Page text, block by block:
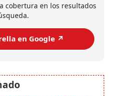
cobertura en los resultados
en Google ↗️